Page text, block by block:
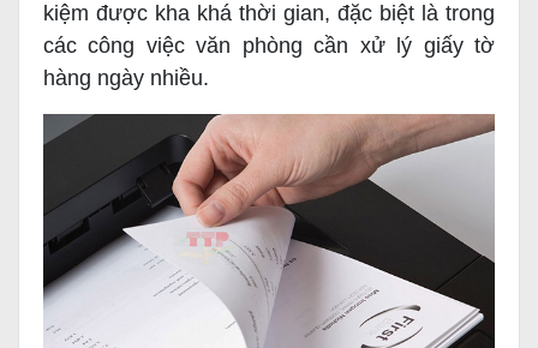
kiệm được kha khá thời gian, đặc biệt là trong
các công việc văn phòng cần xử lý giấy tờ
hàng ngày nhiều.